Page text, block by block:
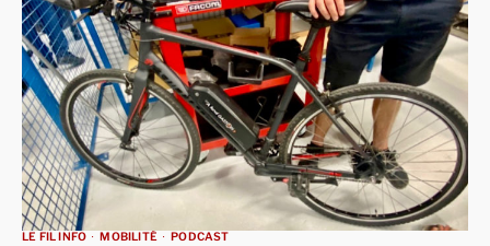
LE FIL INFO MOBILITÉ PODCAST